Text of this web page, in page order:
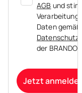
AGB und
Verarbeitung
Daten gemäß
der
Jetzt anmelden